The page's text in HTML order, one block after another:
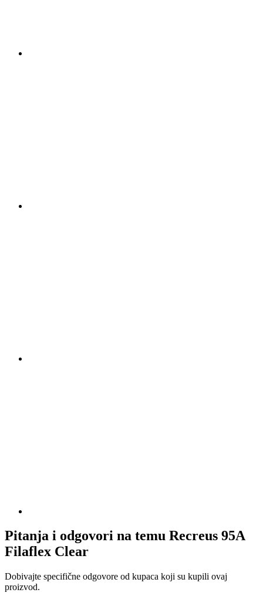
Pitanja i odgovori na temu Recreus 95A
Filaflex Clear
Dobivajte specifične odgovore od kupaca koji su kupili ovaj
proizvod.